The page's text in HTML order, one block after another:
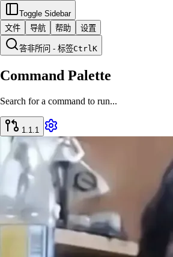
Toggle Sidebar
文件
导航 帮助 设置
答非所问 - 标签CtrlK
Command Palette
Search for a command to run...
1.1.1